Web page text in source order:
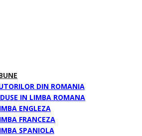
DIN ROMANIA
IN LIMBA ROMANA
ENGLEZA
FRANCEZA
SPANIOLA